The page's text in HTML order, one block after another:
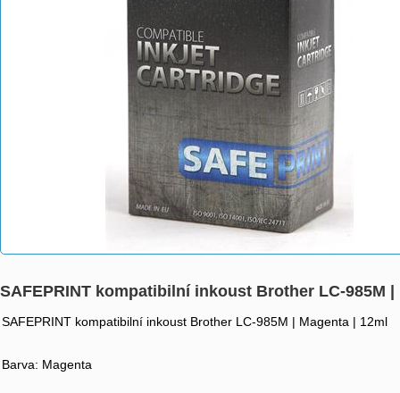
SAFEPRINT kompatibilní inkoust Brother LC-985M |
SAFEPRINT kompatibilní inkoust Brother LC-985M | Magenta | 12ml
Barva: Magenta